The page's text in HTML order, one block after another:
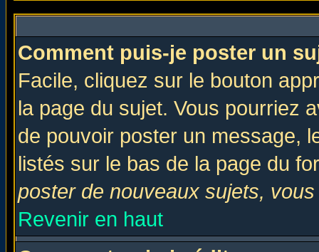
Comment puis-je poster un
Facile, cliquez sur le bouton
la page du sujet. Vous pourriez
de pouvoir poster un message,
listés sur le bas de la page du
poster de nouveaux sujets,
Revenir en haut